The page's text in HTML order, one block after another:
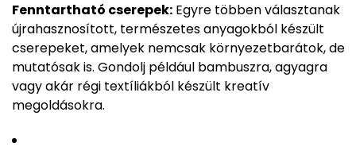
Fenntartható cserepek: Egyre többen választanak
újrahasznosított, természetes anyagokból készült
cserepeket, amelyek nemcsak környezetbarátok, de
mutatósak is. Gondolj például bambuszra, agyagra
vagy akár régi textíliákból készült kreatív
megoldásokra.